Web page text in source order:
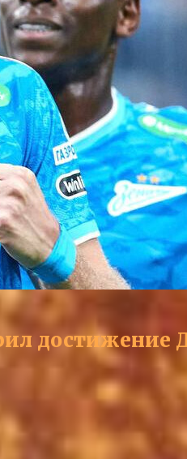
достижение